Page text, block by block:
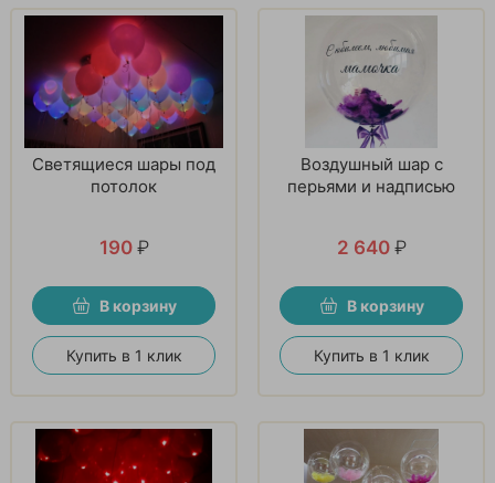
Светящиеся шары под
потолок
190 ₽
В корзину
Купить в 1 клик
Воздушный шар с
перьями и надписью
2 640 ₽
В корзину
Купить в 1 клик